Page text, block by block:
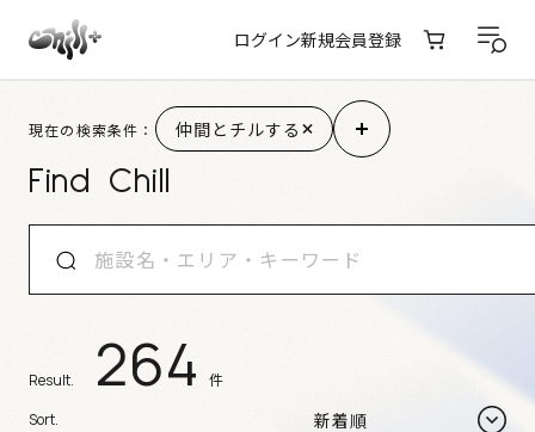
ログイン新規会員登録
Result. 264 件
Sort.
Find Chill
現在の検索条件： 仲間とチルする